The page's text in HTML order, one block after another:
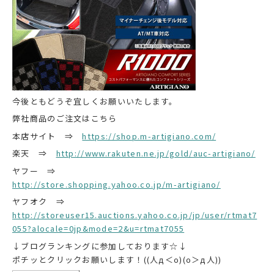
今後ともどうぞ宜しくお願いいたします。
弊社商品のご注文はこちら
本店サイト ⇒https://shop.m-artigiano.com/
楽天 ⇒ http://www.rakuten.ne.jp/gold/auc-artigiano/
ヤフー ⇒
http://store.shopping.yahoo.co.jp/m-artigiano/
ヤフオク ⇒
http://storeuser15.auctions.yahoo.co.jp/jp/user/rtmat7
055?alocale=0jp&mode=2&u=rtmat7055
↓ブログランキングに参加しております☆↓
ポチッとクリックお願いします！((人д＜o)(o＞д人))